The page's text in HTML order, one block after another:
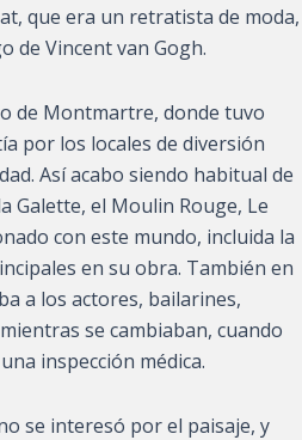
que era un retratista de moda,
de Vincent van Gogh.​
de Montmartre, donde tuvo
por los locales de diversión
Así acabo siendo habitual de
Galette, el Moulin Rouge, Le
con este mundo, incluida la
en su obra. También en
a los actores, bailarines,
se cambiaban, cuando
inspección médica.
se interesó por el paisaje, y